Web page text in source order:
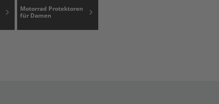
Motorrad Protektoren
für Damen